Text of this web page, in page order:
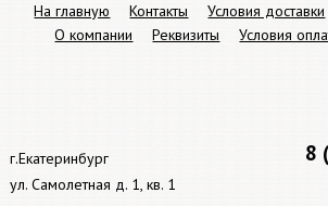
8
г.Екатеринбург
ул. Самолетная д. 1, кв. 1
На главную Контакты Условия доставки
О компании
Реквизиты Условия